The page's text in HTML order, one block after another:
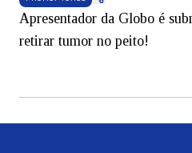
Apresentador da Globo é
retirar tumor no peito!